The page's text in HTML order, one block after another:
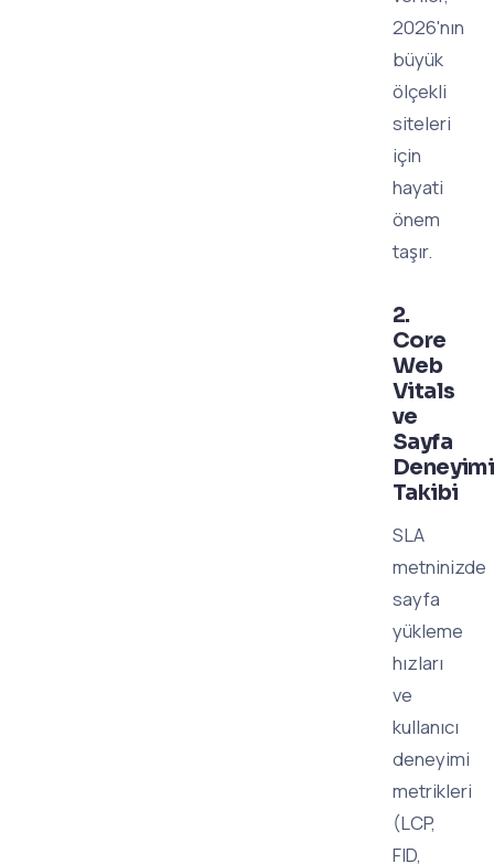
2026'nın
büyük
ölçekli
siteleri
için
hayati
önem
taşır.
2.
Core
Web
Vitals
ve
Sayfa
Deneyimi
Takibi
SLA
metninizde
sayfa
yükleme
hızları
ve
kullanıcı
deneyimi
metrikleri
(LCP,
FID,